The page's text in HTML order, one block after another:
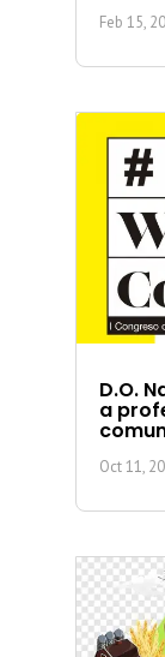
Feb 15,
D.O.
a
Oct 11,